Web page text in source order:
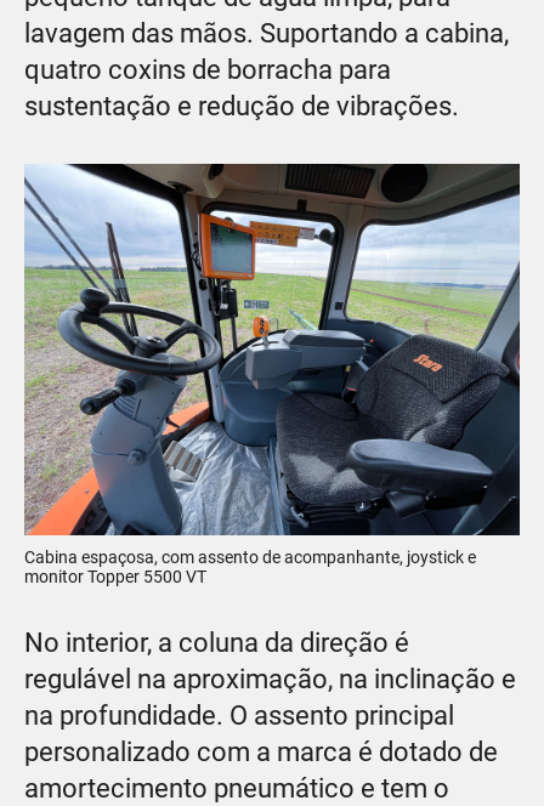
lavagem das mãos. Suportando a cabina,
quatro coxins de borracha para
sustentação e redução de vibrações.
Cabina espaçosa, com assento de acompanhante, joystick e
monitor Topper 5500 VT
No interior, a coluna da direção é
regulável na aproximação, na inclinação e
na profundidade. O assento principal
personalizado com a marca é dotado de
amortecimento pneumático e tem o